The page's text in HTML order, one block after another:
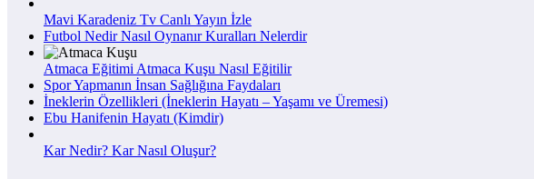
Mavi Karadeniz Tv Canlı Yayın İzle
Futbol Nedir Nasıl Oynanır Kuralları Nelerdir
Atmaca Eğitimi Atmaca Kuşu Nasıl Eğitilir
Spor Yapmanın İnsan Sağlığına Faydaları
İneklerin Özellikleri (İneklerin Hayatı – Yaşamı ve Üremesi)
Ebu Hanifenin Hayatı (Kimdir)
Kar Nedir? Kar Nasıl Oluşur?